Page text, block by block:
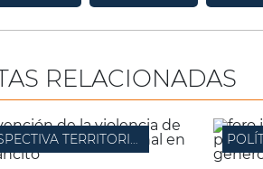
RELACIONADAS
PERSPECTIVA TERRITORIAL